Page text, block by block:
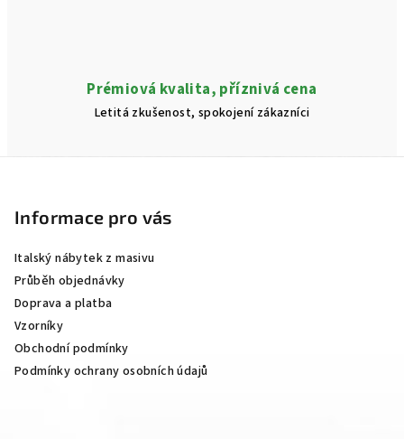
Prémiová kvalita, příznivá cena
Letitá zkušenost, spokojení zákazníci
Informace pro vás
Italský nábytek z masivu
Průběh objednávky
Doprava a platba
Vzorníky
Obchodní podmínky
Podmínky ochrany osobních údajů